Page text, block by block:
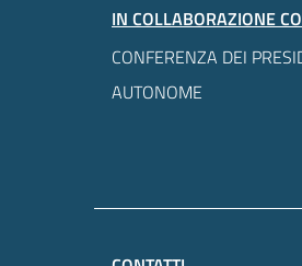
IN COLLABORAZIONE
CONFERENZA DEI
AUTONOME